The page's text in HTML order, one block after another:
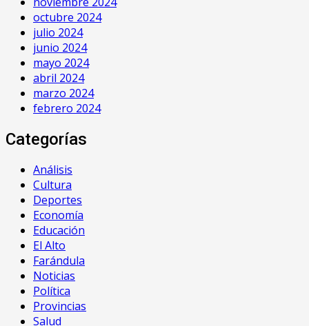
octubre 2024
julio 2024
junio 2024
mayo 2024
abril 2024
marzo 2024
febrero 2024
Categorías
Análisis
Cultura
Deportes
Economía
Educación
El Alto
Farándula
Noticias
Política
Provincias
Salud